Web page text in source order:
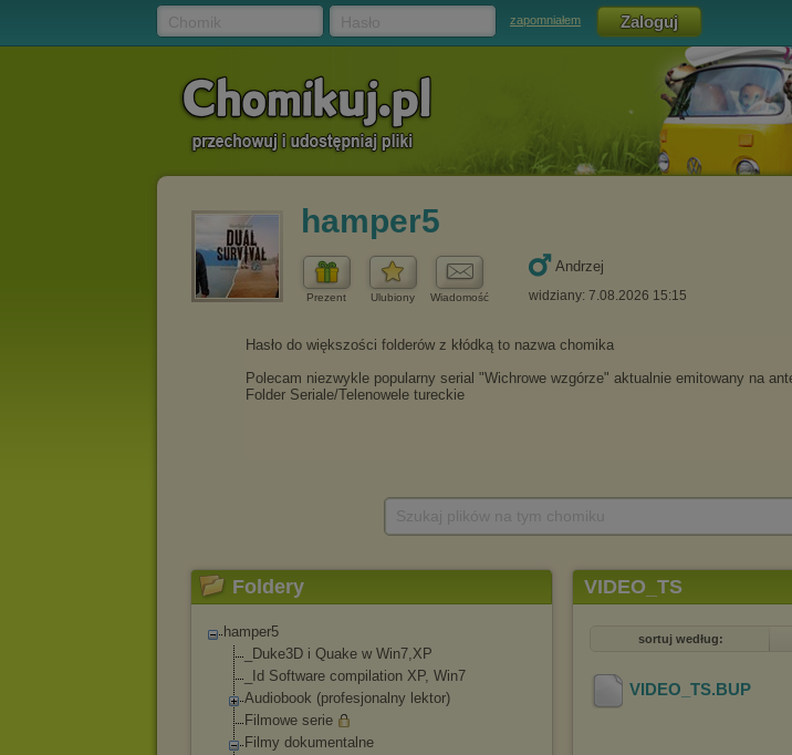
zapomniałem
hamper5
Prezent Ulubiony Wiadomość
Andrzej
widziany: 7.08.2026 15:15
Foldery
hamper5
_Duke3D i Quake w Win7,XP
_Id Software compilation XP, Win7
Audiobook (profesjonalny lektor)
Filmowe serie
Filmy dokumentalne
VIDEO_TS
sortuj według:
VIDEO_TS.BUP